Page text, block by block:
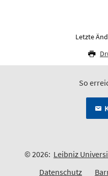
Letzte
So
© 2026: Leibniz
Datenschutz